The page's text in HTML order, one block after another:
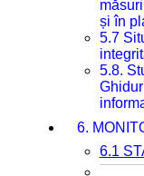
și în
5.7
5.8.
6.
6.1